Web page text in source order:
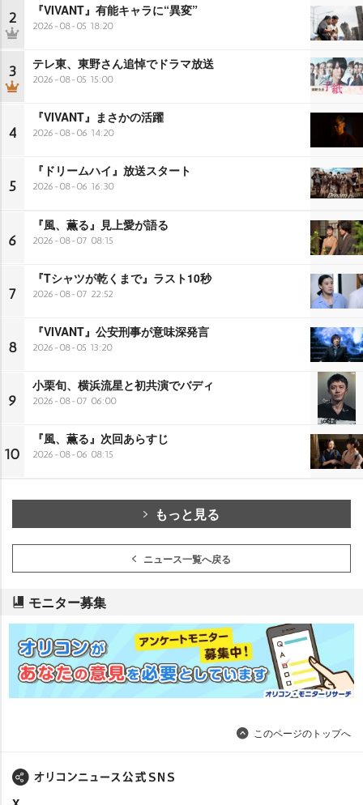
2 『VIVANT』有能キャラに“異変”
2026-08-05 18:20
3 テレ東、東野さん追悼でドラマ放送
2026-08-05 15:00
4
『VIVANT』まさかの活躍
2026-08-06 14:20
5
『ドリームハイ』放送スタート
2026-08-06 16:30
6
『風、薫る』見上愛が語る
2026-08-07 08:15
7
『Tシャツが乾くまで』ラスト10秒
2026-08-07 22:52
8
『VIVANT』公安刑事が意味深発言
2026-08-05 13:20
9
小栗旬、横浜流星と初共演でバディ
2026-08-07 06:00
10
『風、薫る』次回あらすじ
2026-08-06 08:15
もっと見る
ニュース一覧へ戻る
モニター募集
このページのトップへ